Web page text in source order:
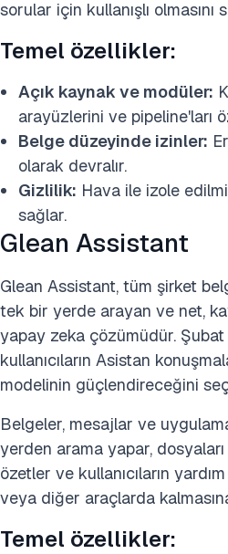
sorular için kullanışlı olmasını
Temel özellikler:
Açık kaynak ve modüler:
arayüzlerini ve pipeline'ları
Belge düzeyinde izinler:
olarak devralır.
Gizlilik: Hava ile izole
sağlar.
Glean Assistant
Glean Assistant, tüm şirket
tek bir yerde arayan ve net,
yapay zeka çözümüdür.
kullanıcıların Asistan
modelinin güçlendireceğini
Belgeler, mesajlar ve
yerden arama yapar,
özetler ve kullanıcıların
veya diğer araçlarda
Temel özellikler: